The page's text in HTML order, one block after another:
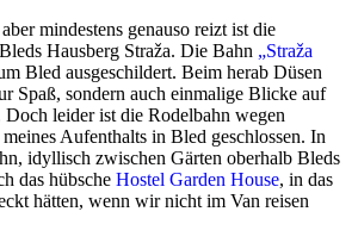
mindestens genauso reizt ist die
Hausberg Straža. Die Bahn „Straža
Bled ausgeschildert. Beim herab Düsen
Spaß, sondern auch einmalige Blicke auf
leider ist die Rodelbahn wegen
Aufenthalts in Bled geschlossen. In
idyllisch zwischen Gärten oberhalb Bleds
das hübsche Hostel Garden House, in das
hätten, wenn wir nicht im Van reisen